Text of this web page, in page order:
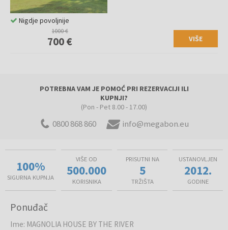
1000 €
700 € VIŠE
Nigdje povoljnije
POTREBNA VAM JE POMOĆ PRI REZERVACIJI ILI
KUPNJI?
(Pon - Pet 8.00 - 17.00)
0800 868 860 info@megabon.eu
100%
SIGURNA KUPNJA
VIŠE OD
500.000
KORISNIKA
PRISUTNI NA
5
TRŽIŠTA
USTANOVLJEN
2012.
GODINE
Ponuđač
Ime: MAGNOLIA HOUSE BY THE RIVER